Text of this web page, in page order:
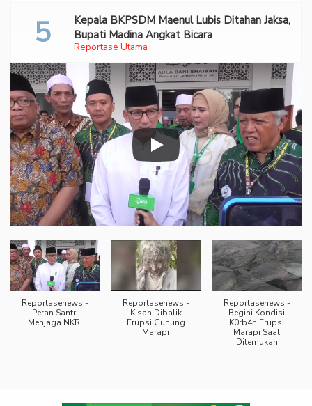
Reportase Utama
Kepala BKPSDM Maenul Lubis Ditahan Jaksa,
Bupati Madina Angkat Bicara
Reportasenews -
Peran Santri
Menjaga NKRI
Reportasenews -
Kisah Dibalik
Erupsi Gunung
Marapi
Reportasenews -
Begini Kondisi
K0rb4n Erupsi
Marapi Saat
Ditemukan